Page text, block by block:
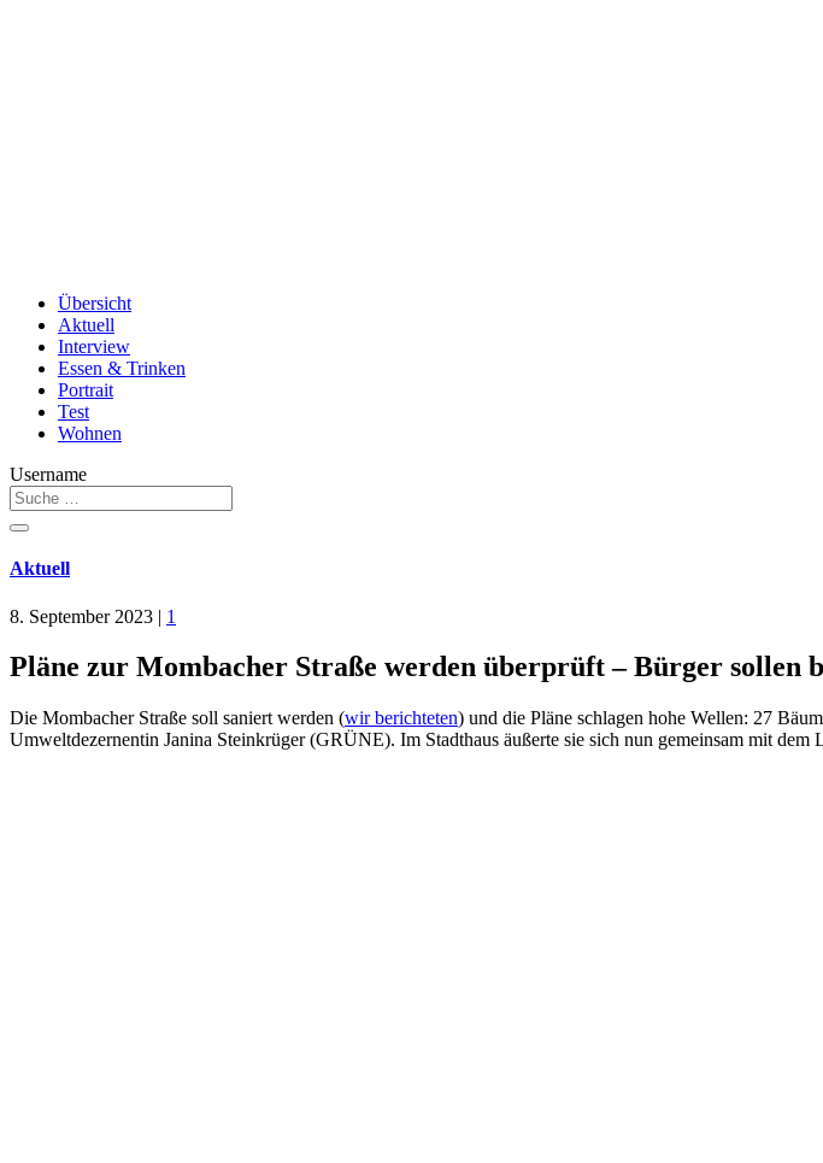
Übersicht
Aktuell
Interview
Essen & Trinken
Portrait
Test
Wohnen
Username
Aktuell
8. September 2023 | 1
Pläne zur Mombacher Straße werden überprüft – Bürger sollen
Die Mombacher Straße soll saniert werden (wir berichteten) und die Pläne schlagen hohe Wellen: 27
Umweltdezernentin Janina Steinkrüger (GRÜNE). Im Stadthaus äußerte sie sich nun gemeinsam mit dem